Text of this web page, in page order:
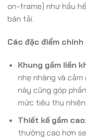
on-frame) như hầu
bán tải.
Các đặc điểm chính
Khung gầm liền
nhẹ nhàng và
này cũng góp
mức tiêu thụ nhiên
Thiết kế gầm cao:
thường cao hơn